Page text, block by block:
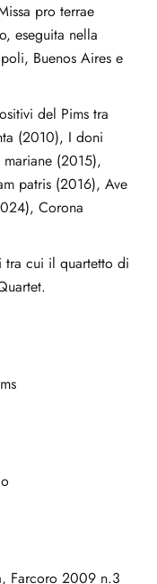
pro terrae
eseguita nella
Buenos Aires e
del Pims tra
(2010), I doni
(2015),
patris (2016), Ave
Corona
tra cui il quartetto di
Farcoro 2009 n.3